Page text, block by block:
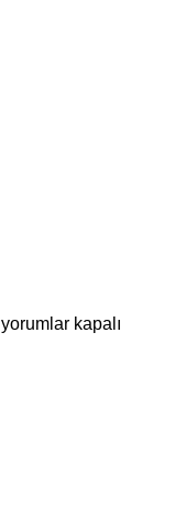
yorumlar kapalı